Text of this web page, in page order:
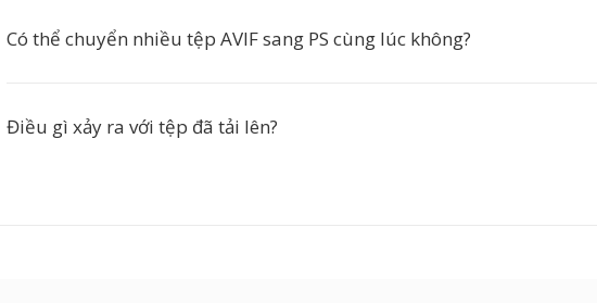
Có thể chuyển nhiều tệp AVIF sang PS cùng lúc không?
Điều gì xảy ra với tệp đã tải lên?